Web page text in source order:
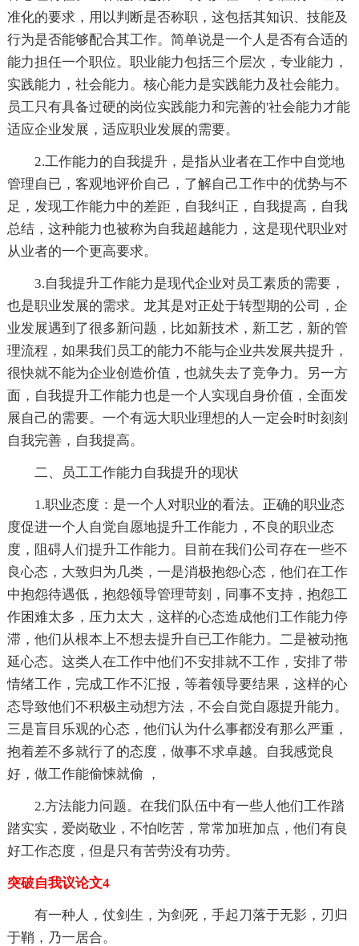
准化的要求，用以判断是否称职，这包括其知识、技能及
行为是否能够配合其工作。简单说是一个人是否有合适的
能力担任一个职位。职业能力包括三个层次，专业能力，
实践能力，社会能力。核心能力是实践能力及社会能力。
员工只有具备过硬的岗位实践能力和完善的'社会能力才能
适应企业发展，适应职业发展的需要。
2.工作能力的自我提升，是指从业者在工作中自觉地
管理自已，客观地评价自己，了解自己工作中的优势与不
足，发现工作能力中的差距，自我纠正，自我提高，自我
总结，这种能力也被称为自我超越能力，这是现代职业对
从业者的一个更高要求。
3.自我提升工作能力是现代企业对员工素质的需要，
也是职业发展的需求。龙其是对正处于转型期的公司，企
业发展遇到了很多新问题，比如新技术，新工艺，新的管
理流程，如果我们员工的能力不能与企业共发展共提升，
很快就不能为企业创造价值，也就失去了竞争力。另一方
面，自我提升工作能力也是一个人实现自身价值，全面发
展自己的需要。一个有远大职业理想的人一定会时时刻刻
自我完善，自我提高。
二、员工工作能力自我提升的现状
1.职业态度：是一个人对职业的看法。正确的职业态
度促进一个人自觉自愿地提升工作能力，不良的职业态
度，阻碍人们提升工作能力。目前在我们公司存在一些不
良心态，大致归为几类，一是消极抱怨心态，他们在工作
中抱怨待遇低，抱怨领导管理苛刻，同事不支持，抱怨工
作困难太多，压力太大，这样的心态造成他们工作能力停
滞，他们从根本上不想去提升自已工作能力。二是被动拖
延心态。这类人在工作中他们不安排就不工作，安排了带
情绪工作，完成工作不汇报，等着领导要结果，这样的心
态导致他们不积极主动想方法，不会自觉自愿提升能力。
三是盲目乐观的心态，他们认为什么事都没有那么严重，
抱着差不多就行了的态度，做事不求卓越。自我感觉良
好，做工作能偷悚就偷 ，
2.方法能力问题。在我们队伍中有一些人他们工作踏
踏实实，爱岗敬业，不怕吃苦，常常加班加点，他们有良
好工作态度，但是只有苦劳没有功劳。
突破自我议论文4
有一种人，仗剑生，为剑死，手起刀落于无影，刃归
于鞘，乃一居合。